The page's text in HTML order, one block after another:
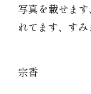
写真を載せま
れてます、すみ
宗香